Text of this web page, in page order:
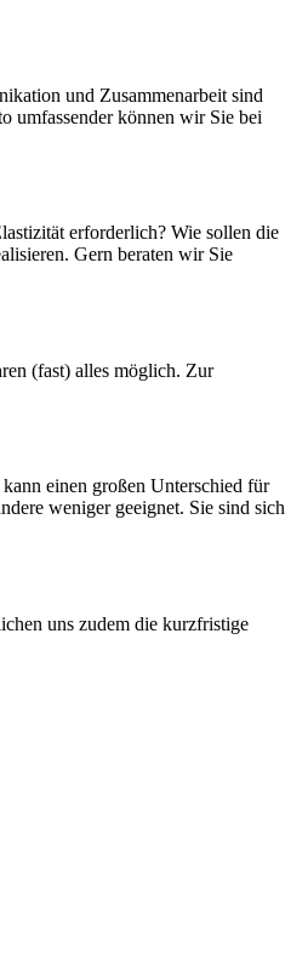
und Zusammenarbeit sind
umfassender können wir Sie bei
erforderlich? Wie sollen die
Gern beraten wir Sie
(fast) alles möglich. Zur
einen großen Unterschied für
weniger geeignet. Sie sind sich
uns zudem die kurzfristige